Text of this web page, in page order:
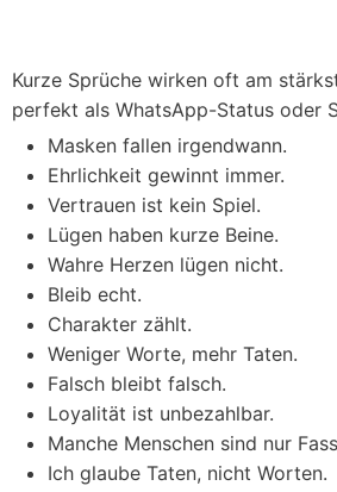
Kurze Sprüche wirken oft am
perfekt als WhatsApp-Status oder
Masken fallen irgendwann.
Ehrlichkeit gewinnt immer.
Vertrauen ist kein Spiel.
Lügen haben kurze Beine.
Wahre Herzen lügen nicht.
Bleib echt.
Charakter zählt.
Weniger Worte, mehr Taten.
Falsch bleibt falsch.
Loyalität ist unbezahlbar.
Manche Menschen sind nur
Ich glaube Taten, nicht Worten.